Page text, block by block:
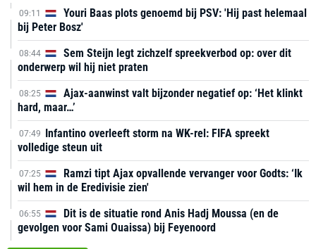
09:11
Youri Baas plots genoemd bij PSV: 'Hij past helemaal
bij Peter Bosz'
08:44
Sem Steijn legt zichzelf spreekverbod op: over dit
onderwerp wil hij niet praten
08:25
Ajax-aanwinst valt bijzonder negatief op: ‘Het klinkt
hard, maar…’
07:49 Infantino overleeft storm na WK-rel: FIFA spreekt
volledige steun uit
07:25
Ramzi tipt Ajax opvallende vervanger voor Godts: ‘Ik
wil hem in de Eredivisie zien'
06:55
Dit is de situatie rond Anis Hadj Moussa (en de
gevolgen voor Sami Ouaissa) bij Feyenoord